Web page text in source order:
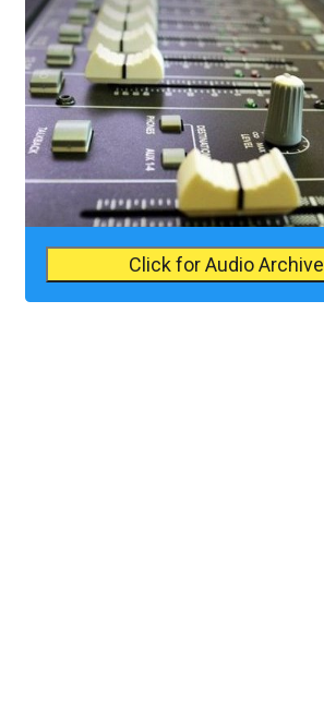
Click for Audio Archive